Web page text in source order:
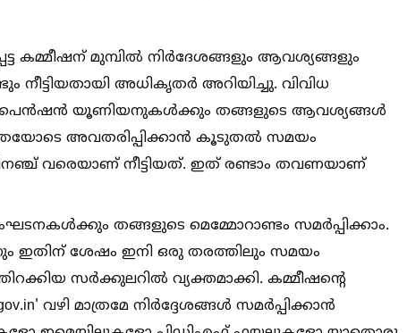
കമ്മീഷന് മുമ്പില്‍ നിർദേശങ്ങളും ആവശ്യങ്ങളും
നീട്ടിയതായി അധികൃതർ അറിയിച്ചു. വിവിധ
പെൻഷൻ യൂണിയനുകള്‍ക്കും തങ്ങളുടെ ആവശ്യങ്ങള്‍
അവതരിപ്പിക്കാൻ കൂടുതല്‍ സമയം
വരെയാണ് നീട്ടിയത്. ഇത് രണ്ടാം തവണയാണ്
തങ്ങളുടെ മെമ്മോറാണ്ടം സമർപ്പിക്കാം.
ഇതിന് ശേഷം ഇനി ഒരു തരത്തിലും സമയം
സർക്കുലറില്‍ വ്യക്തമാക്കി. കമ്മീഷന്റെ
വഴി മാത്രമേ നിർദ്ദേശങ്ങള്‍ സമർപ്പിക്കാൻ